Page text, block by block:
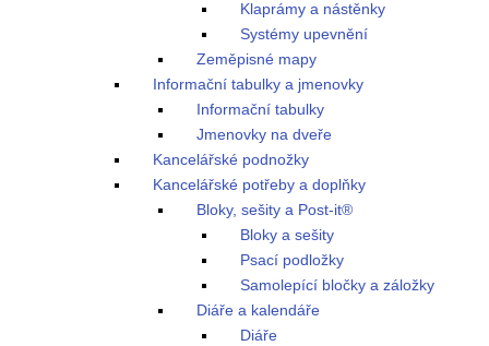
Klaprámy a nástěnky
Systémy upevnění
Zeměpisné mapy
Informační tabulky a jmenovky
Informační tabulky
Jmenovky na dveře
Kancelářské podnožky
Kancelářské potřeby a doplňky
Bloky, sešity a Post-it®
Bloky a sešity
Psací podložky
Samolepící bločky a záložky
Diáře a kalendáře
Diáře